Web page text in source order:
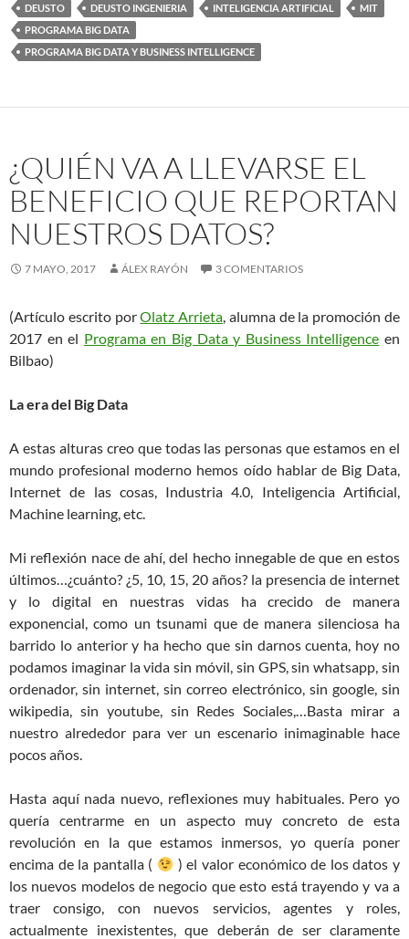
DEUSTO DEUSTO INGENIERIA INTELIGENCIA ARTIFICIAL
MIT
PROGRAMA BIG DATA
PROGRAMA BIG DATA Y BUSINESS INTELLIGENCE
¿QUIÉN VA A LLEVARSE EL
BENEFICIO QUE REPORTAN
NUESTROS DATOS?
7 MAYO, 2017 ÁLEX RAYÓN 3 COMENTARIOS
(Artículo escrito porOlatz Arrieta, alumna de la promoción de
2017 en el Programa en Big Data y Business Intelligence en
Bilbao)
La era del Big Data
A estas alturas creo que todas las personas que estamos en el
mundo profesional moderno hemos oído hablar de Big Data,
Internet de las cosas, Industria 4.0, Inteligencia Artificial,
Machine learning, etc.
Mi reflexión nace de ahí, del hecho innegable de que en estos
últimos…¿cuánto? ¿5, 10, 15, 20 años? la presencia de internet
y lo digital en nuestras vidas ha crecido de manera
exponencial, como un tsunami que de manera silenciosa ha
barrido lo anterior y ha hecho que sin darnos cuenta, hoy no
podamos imaginar la vida sin móvil, sin GPS, sin whatsapp, sin
ordenador, sin internet, sin correo electrónico, sin google, sin
wikipedia, sin youtube, sin Redes Sociales,…Basta mirar a
nuestro alrededor para ver un escenario inimaginable hace
pocos años.
Hasta aquí nada nuevo, reflexiones muy habituales. Pero yo
quería centrarme en un aspecto muy concreto de esta
revolución en la que estamos inmersos, yo quería poner
encima de la pantalla (
) el valor económico de los datos y
los nuevos modelos de negocio que esto está trayendo y va a
traer consigo, con nuevos servicios, agentes y roles,
actualmente inexistentes, que deberán de ser claramente